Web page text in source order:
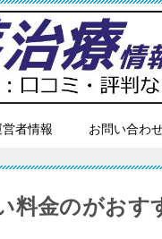
営者情報 お問い合わ
料金のがおす